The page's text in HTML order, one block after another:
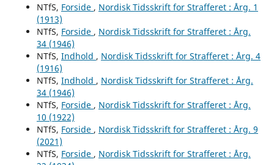
NTfS, Forside , Nordisk Tidsskrift for Strafferet : Årg. 1
(1913)
NTfS, Forside , Nordisk Tidsskrift for Strafferet : Årg.
34 (1946)
NTfS, Indhold , Nordisk Tidsskrift for Strafferet : Årg. 4
(1916)
NTfS, Indhold , Nordisk Tidsskrift for Strafferet : Årg.
34 (1946)
NTfS, Forside , Nordisk Tidsskrift for Strafferet : Årg.
10 (1922)
NTfS, Forside , Nordisk Tidsskrift for Strafferet : Årg. 9
(2021)
NTfS, Forside , Nordisk Tidsskrift for Strafferet : Årg.